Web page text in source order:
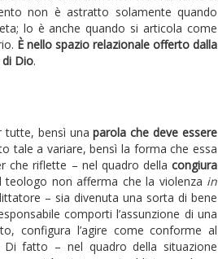
non è astratto solamente quando
lo è anche quando si articola come
È nello spazio relazionale offerto dalla
di Dio.
tutte, bensì unaparola che deve essere
tale a variare, bensì la forma che essa
che riflette – nel quadro della congiura
non afferma che la violenza in
– sia divenuta una sorta di bene
comporti l’assunzione di una
configura l’agire come conforme al
fatto – nel quadro della situazione